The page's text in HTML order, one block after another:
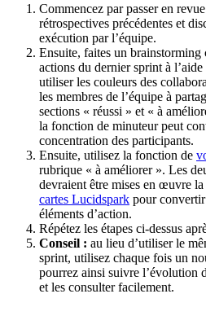
Commencez par passer en
rétrospectives précédentes et
exécution par l’équipe.
Ensuite, faites un brainstorming
actions du dernier sprint à
utiliser les couleurs des
les membres de l’équipe à
sections « réussi » et « à
la fonction de minuteur peut
concentration des participants.
Ensuite, utilisez la fonction de
rubrique « à améliorer ». Les
devraient être mises en œuvre
cartes Lucidspark pour
éléments d’action.
Répétez les étapes ci-dessus
Conseil : au lieu d’utiliser le
sprint, utilisez chaque fois un
pourrez ainsi suivre l’évolution
et les consulter facilement.